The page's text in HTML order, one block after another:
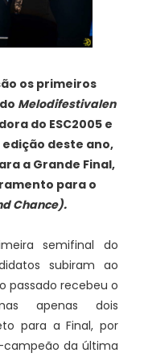
os primeiros
Melodifestivalen
do ESC2005 e
deste ano,
a Grande Final,
para o
Chance).
semifinal do
subiram ao
passado recebeu o
apenas dois
para a Final, por
campeão da última